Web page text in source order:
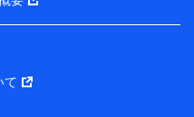
ィナンシャルグループ
ータを共同利用しま
て